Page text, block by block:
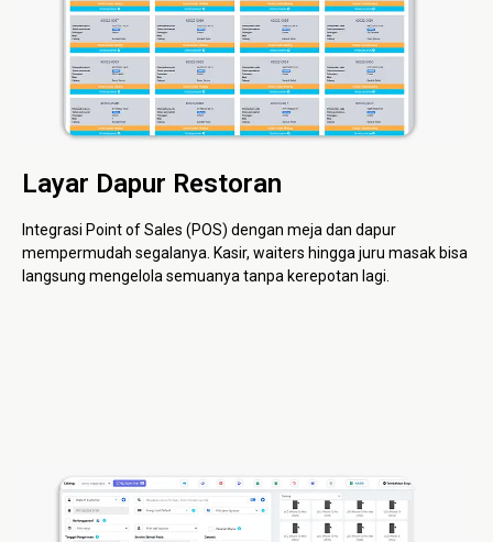
Layar Dapur Restoran
Integrasi Point of Sales (POS) dengan meja dan dapur
mempermudah segalanya. Kasir, waiters hingga juru masak bisa
langsung mengelola semuanya tanpa kerepotan lagi.